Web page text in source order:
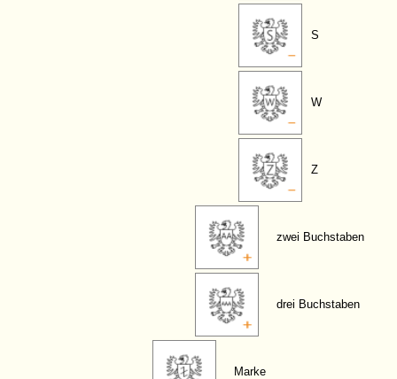
S
W
Z
zwei Buchstaben
drei Buchstaben
Marke